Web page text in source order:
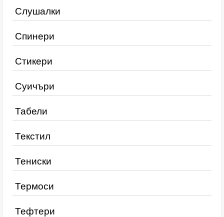
Слушалки
Спинери
Стикери
Суичъри
Табели
Текстил
Тениски
Термоси
Тефтери